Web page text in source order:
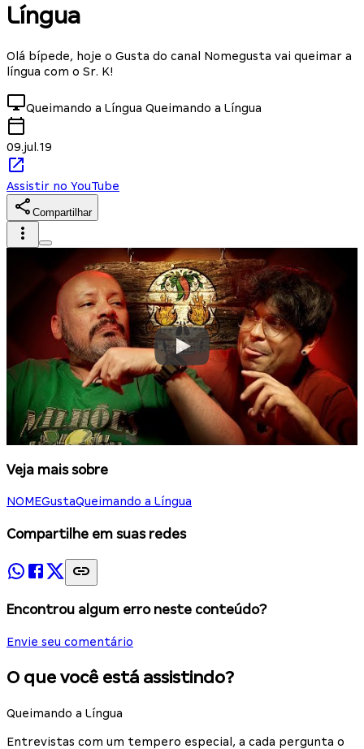
Língua
Olá bípede, hoje o Gusta do canal Nomegusta vai queimar a
língua com o Sr. K!
Queimando a Língua Queimando a Língua
09.jul.19
Assistir no YouTube
Compartilhar
Veja mais sobre
NOMEGustaQueimando a Língua
Compartilhe em suas redes
Encontrou algum erro neste conteúdo?
Envie seu comentário
O que você está assistindo?
Queimando a Língua
Entrevistas com um tempero especial, a cada pergunta o